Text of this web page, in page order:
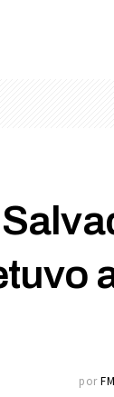
por